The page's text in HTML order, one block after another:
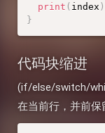
print ( index )
}
代码块缩进
(if/else/switch/
在当前行，并前